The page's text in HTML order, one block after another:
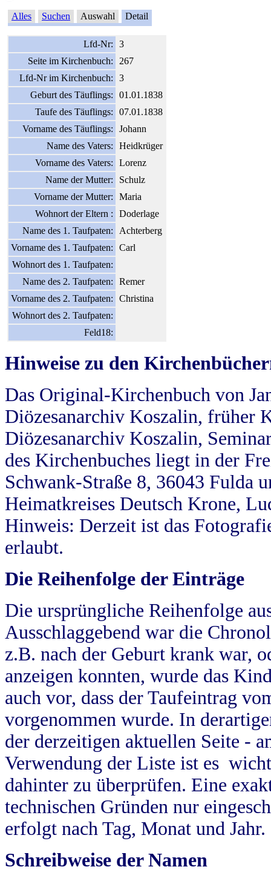
Alles Suchen Auswahl Detail
Lfd-Nr:
3
Seite im Kirchenbuch:
267
Lfd-Nr im Kirchenbuch:
3
Geburt des Täuflings:
01.01.1838
Taufe des Täuflings:
07.01.1838
Vorname des Täuflings:
Johann
Name des Vaters:
Heidkrüger
Vorname des Vaters:
Lorenz
Name der Mutter:
Schulz
Vorname der Mutter:
Maria
Wohnort der Eltern :
Doderlage
Name des 1. Taufpaten:
Achterberg
Vorname des 1. Taufpaten:
Carl
Wohnort des 1. Taufpaten:
Name des 2. Taufpaten:
Remer
Vorname des 2. Taufpaten:
Christina
Wohnort des 2. Taufpaten:
Feld18:
Hinweise zu den
Das Original-Kirchenbuch von
Diözesanarchiv Koszalin, früher
Diözesanarchiv Koszalin,
des Kirchenbuches liegt in der
Schwank-Straße 8, 36043 Fulda
Heimatkreises Deutsch Krone,
Hinweis: Derzeit ist das
erlaubt.
Die Reihenfolge der Einträge
Die ursprüngliche Reihenfolge
Ausschlaggebend war die
z.B. nach der Geburt krank war,
anzeigen konnten, wurde das
auch vor, dass der Taufeintrag
vorgenommen wurde. In
der derzeitigen aktuellen Seite -
Verwendung der Liste ist es
dahinter zu überprüfen. Eine
technischen Gründen nur
erfolgt nach Tag, Monat und Jahr.
Schreibweise der Namen